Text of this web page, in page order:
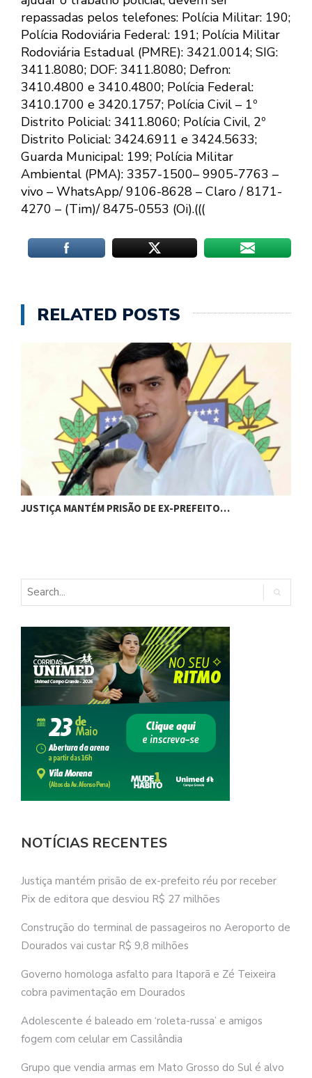
repassadas pelos telefones: Polícia Militar: 190;
Polícia Rodoviária Federal: 191; Polícia Militar
Rodoviária Estadual (PMRE): 3421.0014; SIG:
3411.8080; DOF: 3411.8080; Defron:
3410.4800 e 3410.4800; Polícia Federal:
3410.1700 e 3420.1757; Polícia Civil – 1º
Distrito Policial: 3411.8060; Polícia Civil, 2º
Distrito Policial: 3424.6911 e 3424.5633;
Guarda Municipal: 199; Polícia Militar
Ambiental (PMA): 3357-1500– 9905-7763 –
vivo – WhatsApp/ 9106-8628 – Claro / 8171-
4270 – (Tim)/ 8475-0553 (Oi).(((
RELATED POSTS
JUSTIÇA MANTÉM PRISÃO DE EX-PREFEITO…
NOTÍCIAS RECENTES
Justiça mantém prisão de ex-prefeito réu por receber
Pix de editora que desviou R$ 27 milhões
Construção do terminal de passageiros no Aeroporto de
Dourados vai custar R$ 9,8 milhões
Governo homologa asfalto para Itaporã e Zé Teixeira
cobra pavimentação em Dourados
Adolescente é baleado em ‘roleta-russa’ e amigos
fogem com celular em Cassilândia
Grupo que vendia armas em Mato Grosso do Sul é alvo